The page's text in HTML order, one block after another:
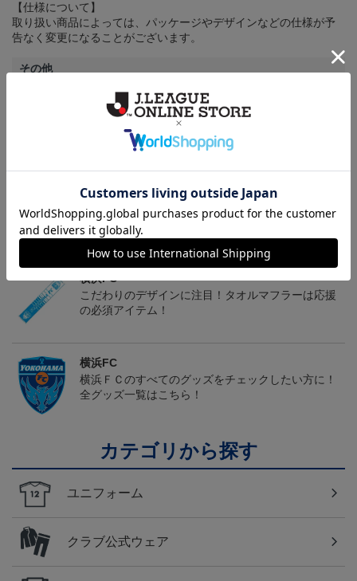
【仕様について】
取り扱い商品によっては、パッケージやデザインなどの仕様が予
告なく変更になることがございます。
その他
トピックス
横浜FC
こだわりのデザインに注目！タオルマフラーは応援
の必須アイテム！
横浜FC
横浜ＦＣのすべてのグッズをチェックしたい方に！
全グッズ一覧はこちら！
カテゴリから探す
ユニフォーム
クラブ公式ウェア